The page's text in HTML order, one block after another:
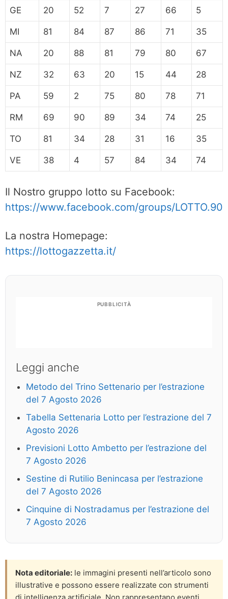
GE 20 52 7 27 66 5
MI 81 84 87 86 71 35
NA 20 88 81 79 80 67
NZ 32 63 20 15 44 28
PA 59 2 75 80 78 71
RM 69 90 89 34 74 25
TO 81 34 28 31 16 35
VE 38 4 57 84 34 74
Il Nostro gruppo lotto su Facebook:
https://www.facebook.com/groups/LOTTO.90
La nostra Homepage:
https://lottogazzetta.it/
PUBBLICITÀ
Leggi anche
Metodo del Trino Settenario per l’estrazione
del 7 Agosto 2026
Tabella Settenaria Lotto per l’estrazione del 7
Agosto 2026
Previsioni Lotto Ambetto per l’estrazione del
7 Agosto 2026
Sestine di Rutilio Benincasa per l’estrazione
del 7 Agosto 2026
Cinquine di Nostradamus per l’estrazione del
7 Agosto 2026
Nota editoriale: le immagini presenti nell’articolo sono
illustrative e possono essere realizzate con strumenti